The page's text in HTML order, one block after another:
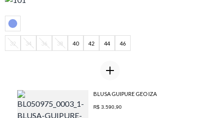
32 34 36 38 40 42 44 46
BLUSA GUIPURE GEO IZA
R$ 3.590,90